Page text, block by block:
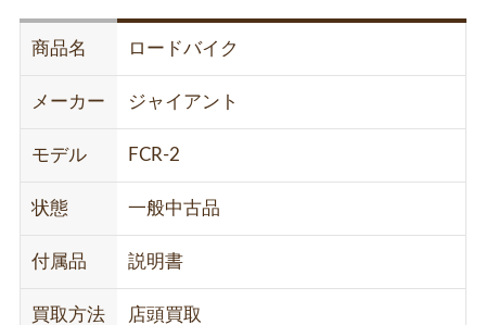
商品名 ロードバイク
メーカー ジャイアント
モデル FCR-2
状態 一般中古品
付属品 説明書
買取方法 店頭買取